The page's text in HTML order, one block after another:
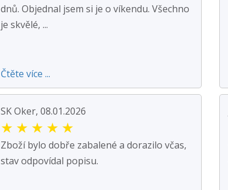
dnů. Objednal jsem si je o víkendu. Všechno
je skvělé, ...
Čtěte více ...
SK Oker, 08.01.2026
★ ★ ★ ★ ★
Zboží bylo dobře zabalené a dorazilo včas,
stav odpovídal popisu.